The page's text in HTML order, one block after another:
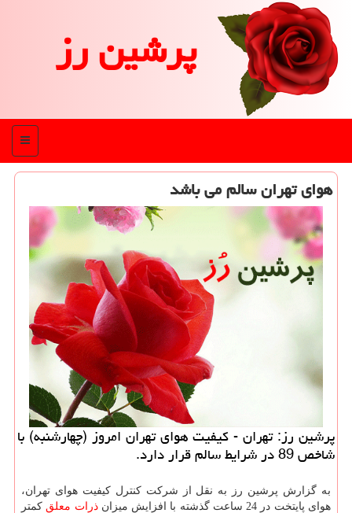
پرشین رز
منو
هوای تهران سالم می باشد
پرشین رز: تهران - كیفیت هوای تهران امروز (چهارشنبه) با
شاخص 89 در شرایط سالم قرار دارد.
به گزارش پرشین رز به نقل از شركت كنترل كیفیت هوای تهران،
هوای پایتخت در 24 ساعت گذشته با افزایش میزان
ذرات معلق كمتر